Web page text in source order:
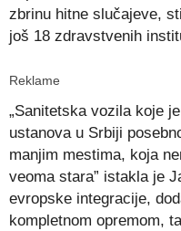
zbrinu hitne slučajeve,
još 18 zdravstvenih
Reklame
„Sanitetska vozila koje
ustanova u Srbiji
manjim mestima, koja
veoma stara” istakla je
evropske integracije,
kompletnom opremom,